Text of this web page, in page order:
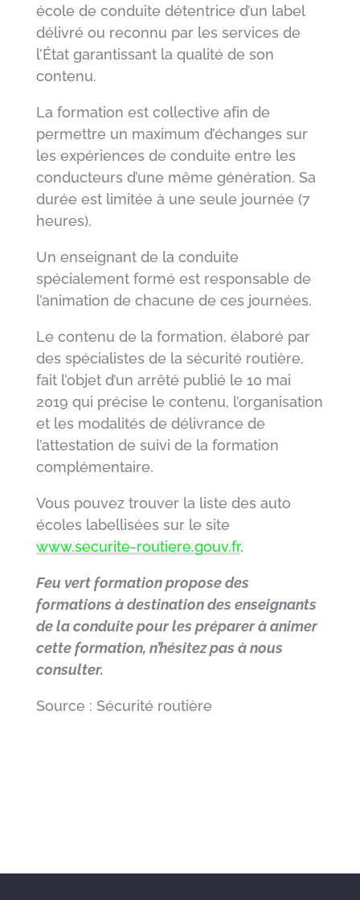
école de conduite détentrice d’un label
délivré ou reconnu par les services de
l’État garantissant la qualité de son
contenu.
La formation est collective afin de
permettre un maximum d’échanges sur
les expériences de conduite entre les
conducteurs d’une même génération. Sa
durée est limitée à une seule journée (7
heures).
Un enseignant de la conduite
spécialement formé est responsable de
l’animation de chacune de ces journées.
Le contenu de la formation, élaboré par
des spécialistes de la sécurité routière,
fait l’objet d’un arrêté publié le 10 mai
2019 qui précise le contenu, l’organisation
et les modalités de délivrance de
l’attestation de suivi de la formation
complémentaire.
Vous pouvez trouver la liste des auto
écoles labellisées sur le site
www.securite-routiere.gouv.fr.
Feu vert formation propose des
formations à destination des enseignants
de la conduite pour les préparer à animer
cette formation, n’hésitez pas à nous
consulter.
Source : Sécurité routière